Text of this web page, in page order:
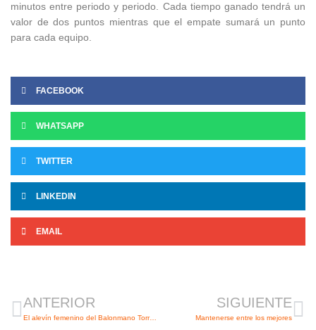
minutos entre periodo y periodo. Cada tiempo ganado tendrá un
valor de dos puntos mientras que el empate sumará un punto
para cada equipo.
FACEBOOK
WHATSAPP
TWITTER
LINKEDIN
EMAIL
ANTERIOR
El alevín femenino del Balonmano Torrelavega vende cara la derrota en casa
SIGUIENTE
Mantenerse entre los mejores